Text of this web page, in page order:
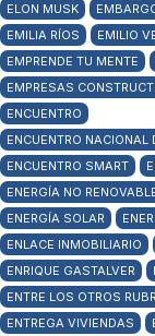
ELON MUSK
EMILIA RÍOS
EMILIO
EMPRENDE TU MENTE
EMPRESAS
ENCUENTRO
ENCUENTRO
ENCUENTRO SMART
ENERGÍA NO
ENERGÍA SOLAR
ENLACE INMOBILIARIO
ENRIQUE GASTALVER
ENTRE LOS OTROS
ENTREGA VIVIENDAS